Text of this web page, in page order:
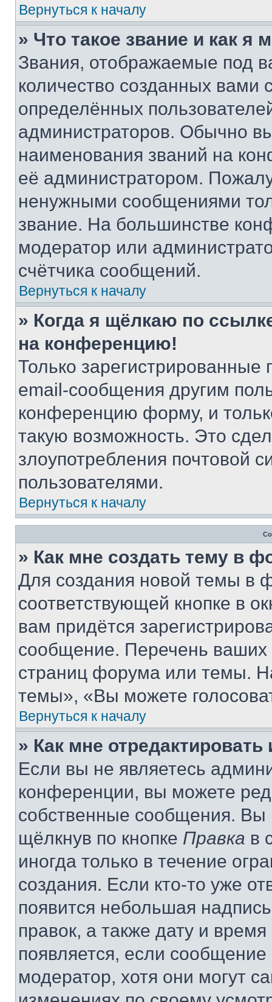
Вернуться к началу
» Что такое звание и как я
Звания, отображаемые под
количество созданных
определённых
администраторов. Обычно
наименования званий на
её администратором.
ненужными сообщениями
звание. На большинстве
модератор или
счётчика сообщений.
Вернуться к началу
» Когда я щёлкаю по
на конференцию!
Только зарегистрированные
email-сообщения другим
конференцию форму, и
такую возможность. Это
злоупотребления почтовой
пользователями.
Вернуться к началу
» Как мне создать тему в
Для создания новой темы в
соответствующей кнопке в
вам придётся
сообщение. Перечень ваших
страниц форума или темы.
темы», «Вы можете
Вернуться к началу
» Как мне
Если вы не являетесь
конференции, вы можете
собственные сообщения. Вы
щёлкнув по кнопке Правка в
иногда только в течение
создания. Если кто-то уже
появится небольшая
правок, а также дату и
появляется, если
модератор, хотя они могут